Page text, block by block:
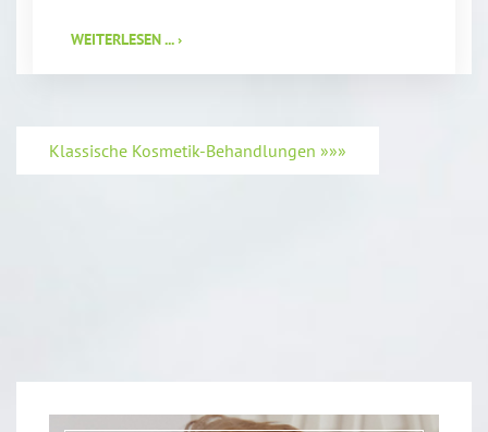
WEITERLESEN ... ›
Klassische Kosmetik-Behandlungen »»»